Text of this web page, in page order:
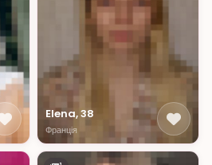
Elena, 38
Франція